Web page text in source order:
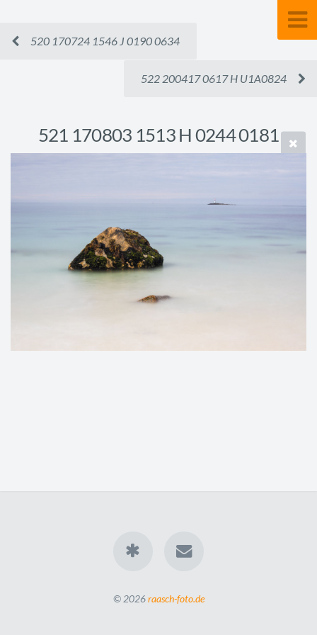
520 170724 1546 J 0190 0634
522 200417 0617 H U1A0824
521 170803 1513 H 0244 0181
© 2026raasch-foto.de